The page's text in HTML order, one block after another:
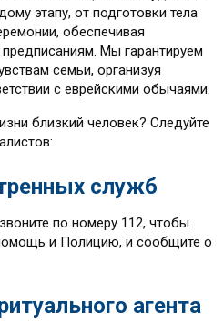
этапу, от подготовки тела
обеспечивая
Мы гарантируем
семьи, организуя
с еврейскими обычаями.
близкий человек? Следуйте
служб
по номеру 112, чтобы
и Полицию, и сообщите о
агента